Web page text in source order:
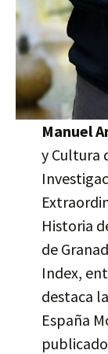
Manuel
y Cultura
Historia
de
Index,
destaca
España